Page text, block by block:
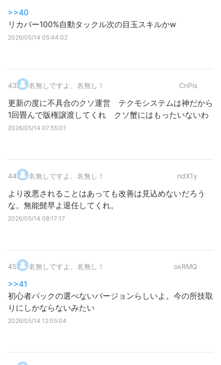
>>40
リカバー100%自動タックル次の目玉スキルかw
2026/05/14 05:44:02
43. 名無しですよ、名無し！ CnPis
更新の度に不具合のクソ運営 テクモシステムは神だから
1回畳んで版権譲渡してくれ クソ蟹にはもったいないわ
2026/05/14 07:55:01
44. 名無しですよ、名無し！ ndX1y
より改悪されることはあっても改善は見込めないだろう
な。無能髭早よ退任してくれ。
2026/05/14 08:17:17
45. 名無しですよ、名無し！ oxRMQ
>>41
初心者パックの選べないバージョンらしいよ。今の所技取
りにしかならないみたい
2026/05/14 12:05:04